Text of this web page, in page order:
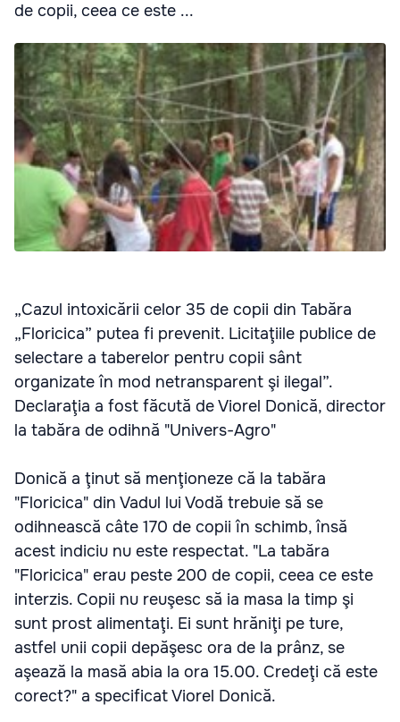
de copii, ceea ce este ...
„Cazul intoxicării celor 35 de copii din Tabăra
„Floricica” putea fi prevenit. Licitaţiile publice de
selectare a taberelor pentru copii sânt
organizate în mod netransparent şi ilegal”.
Declaraţia a fost făcută de Viorel Donică, director
la tabăra de odihnă "Univers-Agro"
Donică a ţinut să menţioneze că la tabăra
"Floricica" din Vadul lui Vodă trebuie să se
odihnească câte 170 de copii în schimb, însă
acest indiciu nu este respectat. "La tabăra
"Floricica" erau peste 200 de copii, ceea ce este
interzis. Copii nu reuşesc să ia masa la timp şi
sunt prost alimentaţi. Ei sunt hrăniţi pe ture,
astfel unii copii depăşesc ora de la prânz, se
aşează la masă abia la ora 15.00. Credeţi că este
corect?" a specificat Viorel Donică.